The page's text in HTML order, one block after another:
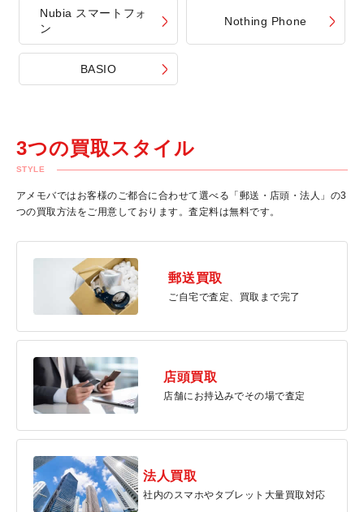
Nubia スマートフォ
ン
Nothing Phone
BASIO
3つの買取スタイル
STYLE
アメモバではお客様のご都合に合わせて選べる「郵送・店頭・法人」の3
つの買取方法をご用意しております。査定料は無料です。
郵送買取
ご自宅で査定、買取まで完了
店頭買取
店舗にお持込みでその場で査定
法人買取
社内のスマホやタブレット大量買取対応